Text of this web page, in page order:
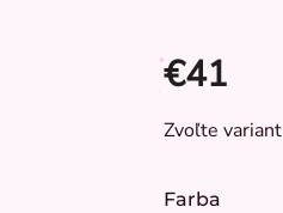
€41
Jednotková
Zvoľte variant
Farba